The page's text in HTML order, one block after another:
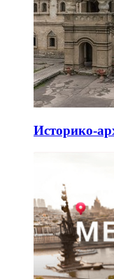
Историко-